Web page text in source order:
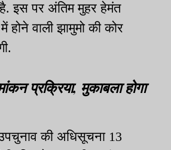
है. इस पर अंतिम मुहर हेमंत
होने वाली झामुमो की कोर
प्रक्रिया, मुकाबला होगा
की अधिसूचना 13